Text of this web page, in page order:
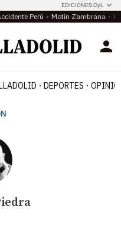
EDICIONES CyL
Perú Motín Zambrana
DEPORTES